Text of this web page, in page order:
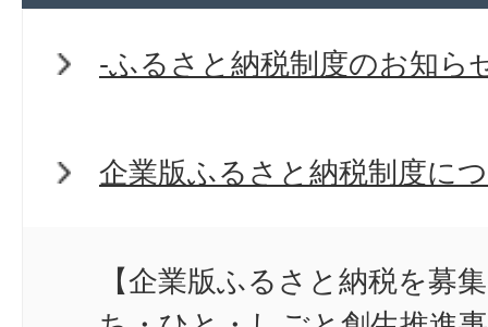
-ふるさと納税制度のお知ら
企業版ふるさと納税制度に
【企業版ふるさと納税を募